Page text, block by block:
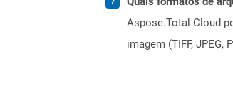
Aspose.Total Cloud
imagem (TIFF,